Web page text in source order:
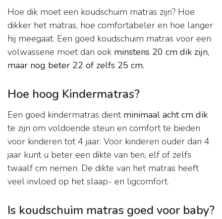
Hoe dik moet een koudschuim matras zijn? Hoe
dikker het matras, hoe comfortabeler en hoe langer
hij meegaat. Een goed koudschuim matras voor een
volwassene moet dan ook minstens 20 cm dik zijn,
maar nog beter 22 of zelfs 25 cm.
Hoe hoog Kindermatras?
Een goed kindermatras dient minimaal acht cm dik
te zijn om voldoende steun en comfort te bieden
voor kinderen tot 4 jaar. Voor kinderen ouder dan 4
jaar kunt u beter een dikte van tien, elf of zelfs
twaalf cm nemen. De dikte van het matras heeft
veel invloed op het slaap- en ligcomfort.
Is koudschuim matras goed voor baby?